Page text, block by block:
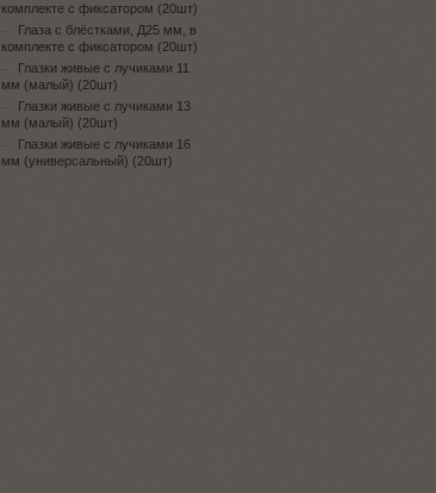
комплекте с фиксатором (20шт)
Глаза с блёстками, Д25 мм, в
комплекте с фиксатором (20шт)
Глазки живые с лучиками 11
мм (малый) (20шт)
Глазки живые с лучиками 13
мм (малый) (20шт)
Глазки живые с лучиками 16
мм (универсальный) (20шт)